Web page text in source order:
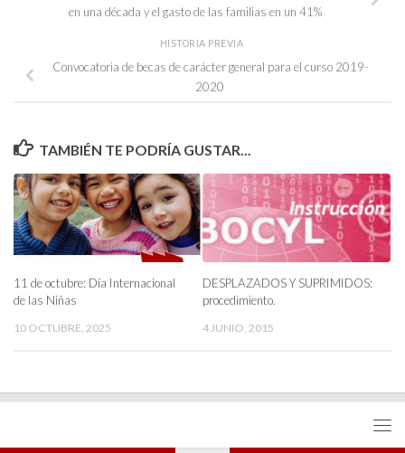
en una década y el gasto de las familias en un 41%
HISTORIA PREVIA
Convocatoria de becas de carácter general para el curso 2019-
2020
TAMBIÉN TE PODRÍA GUSTAR...
11 de octubre: Día Internacional
de las Niñas
10 OCTUBRE, 2025
DESPLAZADOS Y SUPRIMIDOS:
procedimiento.
4 JUNIO, 2015